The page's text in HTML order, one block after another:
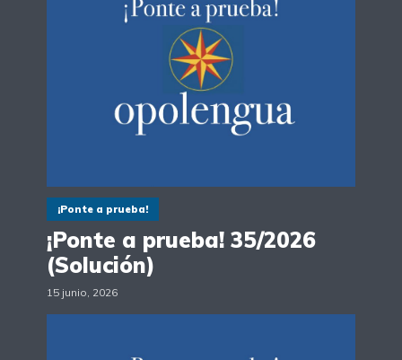
¡Ponte a prueba!
¡Ponte a prueba! 35/2026
(Solución)
15 junio, 2026